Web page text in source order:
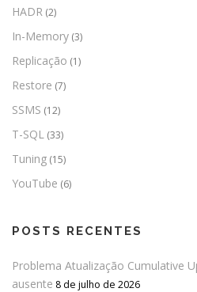
HADR (2)
In-Memory (3)
Replicação (1)
Restore (7)
SSMS (12)
T-SQL (33)
Tuning (15)
YouTube (6)
POSTS RECENTES
Problema Atualização Cumulative
ausente 8 de julho de 2026